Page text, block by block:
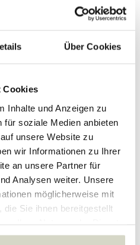
Über Cookies
Cookies
Inhalte und Anzeigen zu
für soziale Medien anbieten
unsere Website zu
wir Informationen zu Ihrer
an unsere Partner für
Analysen weiter. Unsere
möglicherweise mit
Sie ihnen bereitgestellt
Kommt in einem Set von 6
Backofen und Mikrowelle.
aufgrund des Materials kann es
82057675